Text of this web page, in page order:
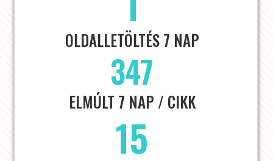
OLDALLETÖLTÉS 7 NAP
347
ELMÚLT 7 NAP / CIKK
15